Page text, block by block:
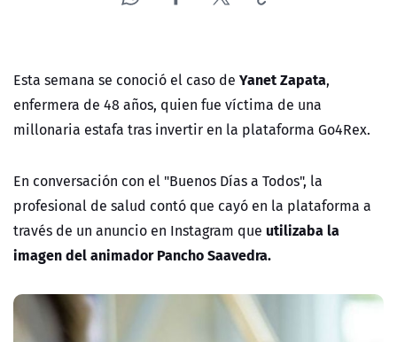
Esta semana se conoció el caso de Yanet Zapata,
enfermera de 48 años, quien fue víctima de una
millonaria estafa tras invertir en la plataforma Go4Rex.
En conversación con el "Buenos Días a Todos", la
profesional de salud contó que cayó en la plataforma a
través de un anuncio en Instagram que utilizaba la
imagen del animador Pancho Saavedra.